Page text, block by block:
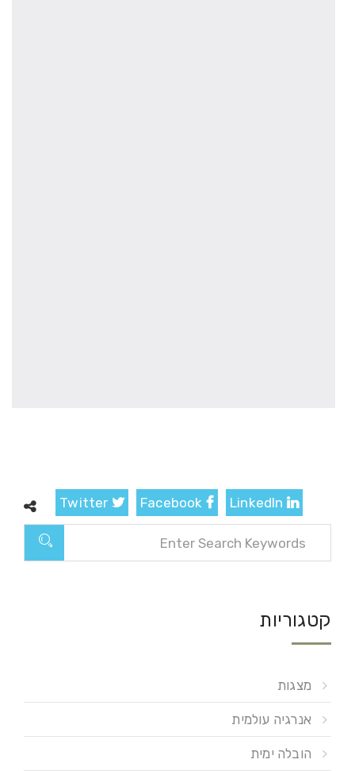
קטגוריות
מצגות
אנרגיה עולמית
הובלה ימית